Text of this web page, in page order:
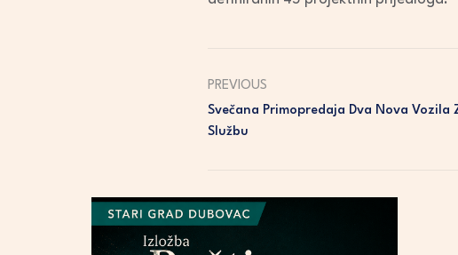
PREVIOUS
Svečana Primopredaja Dva Nova Vozila
Službu